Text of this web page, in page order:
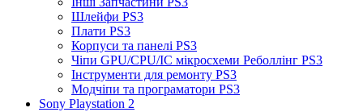
Шлейфи PS3
Плати PS3
Корпуси та панелі PS3
Чіпи GPU/CPU/IC мікросхеми Реболлінг PS3
Інструменти для ремонту PS3
Модчіпи та програматори PS3
Sony Playstation 2